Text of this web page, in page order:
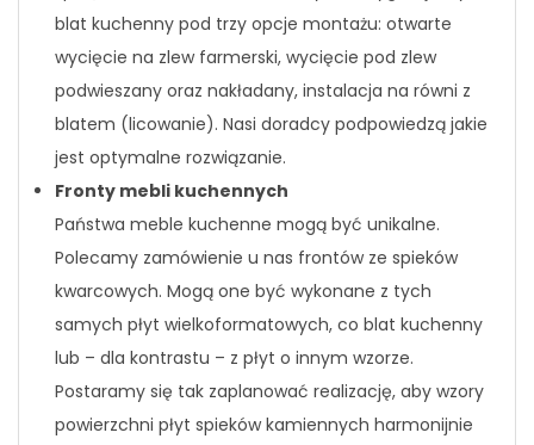
blat kuchenny pod trzy opcje montażu: otwarte
wycięcie na zlew farmerski, wycięcie pod zlew
podwieszany oraz nakładany, instalacja na równi z
blatem (licowanie). Nasi doradcy podpowiedzą jakie
jest optymalne rozwiązanie.
Fronty mebli kuchennych
Państwa meble kuchenne mogą być unikalne.
Polecamy zamówienie u nas frontów ze spieków
kwarcowych. Mogą one być wykonane z tych
samych płyt wielkoformatowych, co blat kuchenny
lub – dla kontrastu – z płyt o innym wzorze.
Postaramy się tak zaplanować realizację, aby wzory
powierzchni płyt spieków kamiennych harmonijnie